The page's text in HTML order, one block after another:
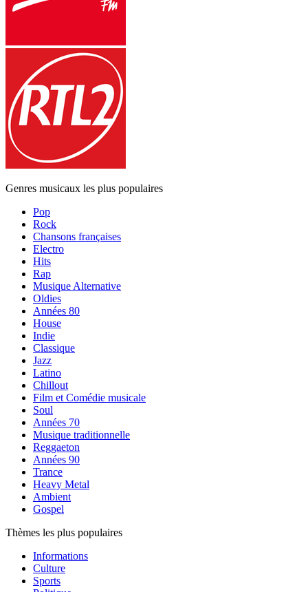
Genres musicaux les plus populaires
Pop
Rock
Chansons françaises
Electro
Hits
Rap
Musique Alternative
Oldies
Années 80
House
Indie
Classique
Jazz
Latino
Chillout
Film et Comédie musicale
Soul
Années 70
Musique traditionnelle
Reggaeton
Années 90
Trance
Heavy Metal
Ambient
Gospel
Thèmes les plus populaires
Informations
Culture
Sports